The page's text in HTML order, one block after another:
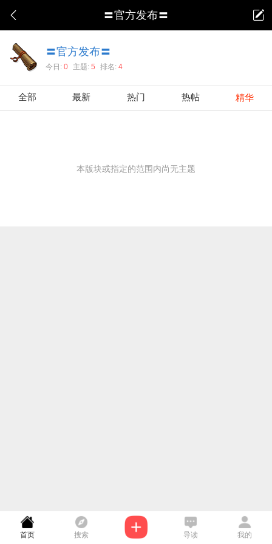
〓官方发布〓
〓官方发布〓
今日: 0 主题: 5 排名: 4
全部 最新 热门 热帖 精华
本版块或指定的范围内尚无主题
首页 搜索 导读 我的